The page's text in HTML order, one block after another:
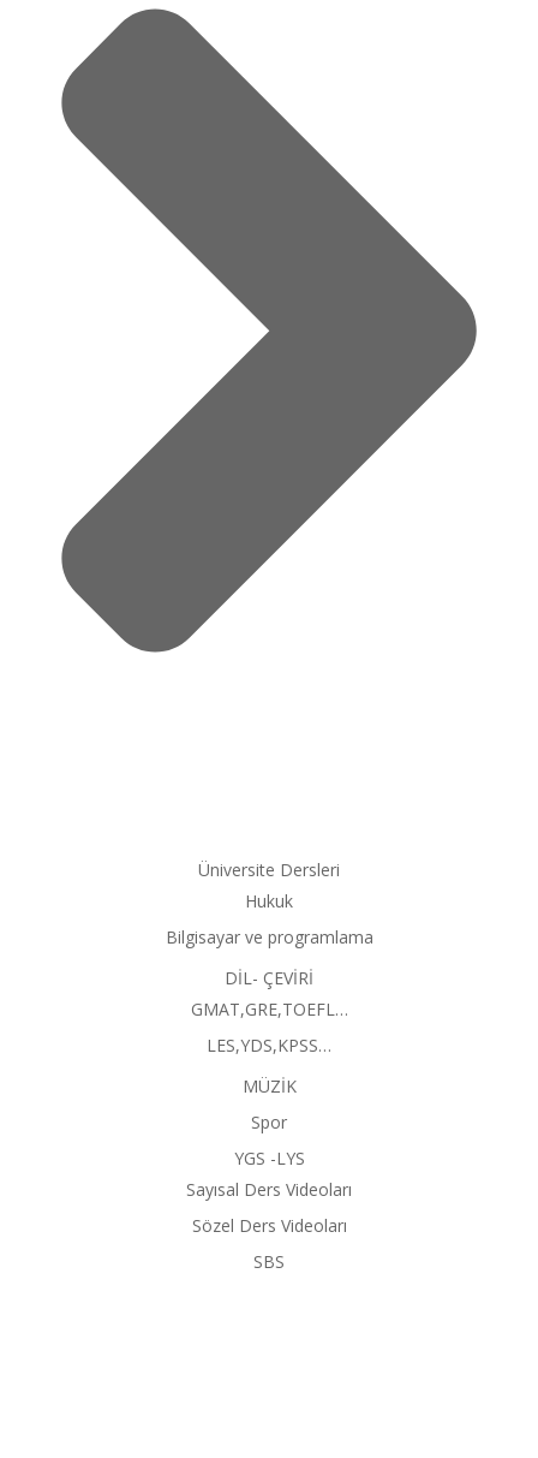
Üniversite Dersleri
Hukuk
Bilgisayar ve programlama
DİL- ÇEVİRİ
GMAT,GRE,TOEFL…
LES,YDS,KPSS…
MÜZİK
Spor
YGS -LYS
Sayısal Ders Videoları
Sözel Ders Videoları
SBS